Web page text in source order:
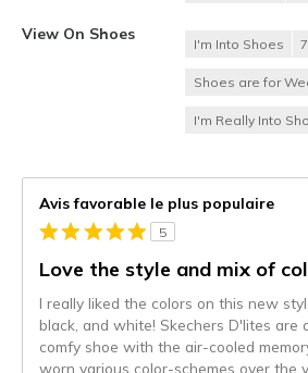
View On Shoes
I'm Into Shoes 7
Shoes are for
I'm Really Into
Avis favorable le plus populaire
5
Love the style and mix of
I really liked the colors on this new
black, and white! Skechers D'lites are
comfy shoe with the air-cooled
worn various color-schemes over the